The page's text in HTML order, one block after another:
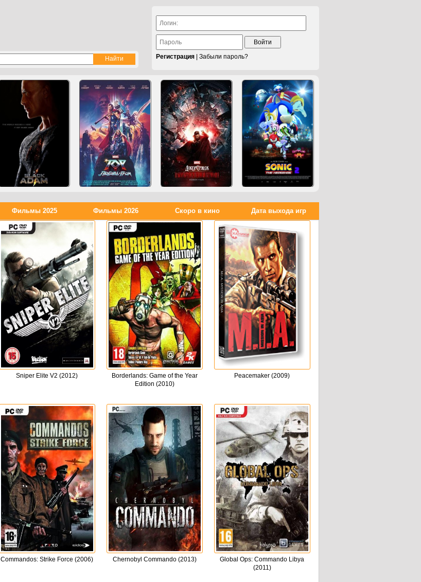
Войти
Регистрация
Забыли пароль?
Sniper Elite V2 (2012)
Borderlands: Game of the Year
Edition (2010)
Peacemaker (2009)
Commandos: Strike Force (2006) Chernobyl Commando (2013)
Global Ops: Commando Libya
(2011)
Фильмы 2025 Фильмы 2026 Скоро в кино Дата выхода игр